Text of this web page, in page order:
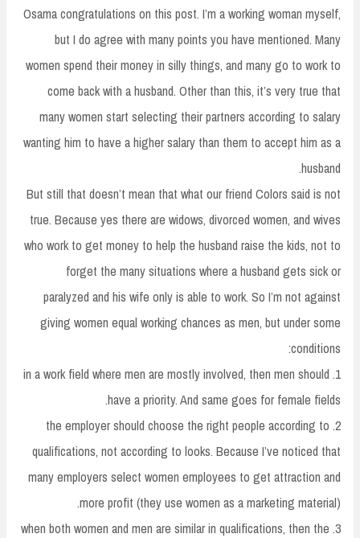
Osama congratulations on this post. I’m a working woman myself,
but I do agree with many points you have mentioned. Many
women spend their money in silly things, and many go to work to
come back with a husband. Other than this, it’s very true that
many women start selecting their partners according to salary
wanting him to have a higher salary than them to accept him as a
husband.
But still that doesn’t mean that what our friend Colors said is not
true. Because yes there are widows, divorced women, and wives
who work to get money to help the husband raise the kids, not to
forget the many situations where a husband gets sick or
paralyzed and his wife only is able to work. So I’m not against
giving women equal working chances as men, but under some
conditions:
1. in a work field where men are mostly involved, then men should
have a priority. And same goes for female fields.
2. the employer should choose the right people according to
qualifications, not according to looks. Because I’ve noticed that
many employers select women employees to get attraction and
more profit (they use women as a marketing material).
3. when both women and men are similar in qualifications, then the